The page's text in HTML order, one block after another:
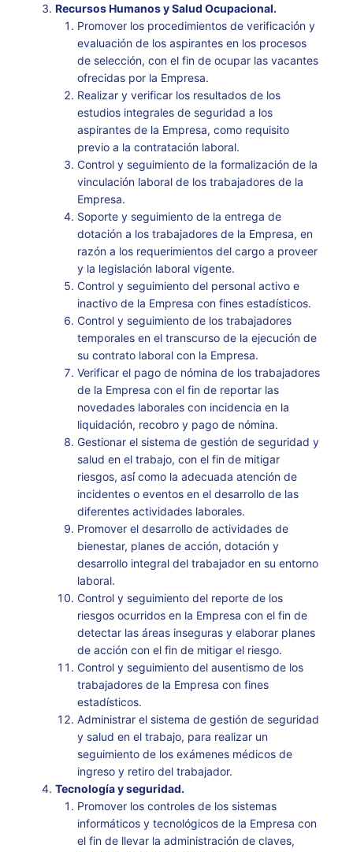
Recursos Humanos y Salud Ocupacional.
Promover los procedimientos de verificación y
evaluación de los aspirantes en los procesos
de selección, con el fin de ocupar las vacantes
ofrecidas por la Empresa.
Realizar y verificar los resultados de los
estudios integrales de seguridad a los
aspirantes de la Empresa, como requisito
previo a la contratación laboral.
Control y seguimiento de la formalización de la
vinculación laboral de los trabajadores de la
Empresa.
Soporte y seguimiento de la entrega de
dotación a los trabajadores de la Empresa, en
razón a los requerimientos del cargo a proveer
y la legislación laboral vigente.
Control y seguimiento del personal activo e
inactivo de la Empresa con fines estadísticos.
Control y seguimiento de los trabajadores
temporales en el transcurso de la ejecución de
su contrato laboral con la Empresa.
Verificar el pago de nómina de los trabajadores
de la Empresa con el fin de reportar las
novedades laborales con incidencia en la
liquidación, recobro y pago de nómina.
Gestionar el sistema de gestión de seguridad y
salud en el trabajo, con el fin de mitigar
riesgos, así́ como la adecuada atención de
incidentes o eventos en el desarrollo de las
diferentes actividades laborales.
Promover el desarrollo de actividades de
bienestar, planes de acción, dotación y
desarrollo integral del trabajador en su entorno
laboral.
Control y seguimiento del reporte de los
riesgos ocurridos en la Empresa con el fin de
detectar las áreas inseguras y elaborar planes
de acción con el fin de mitigar el riesgo.
Control y seguimiento del ausentismo de los
trabajadores de la Empresa con fines
estadísticos.
Administrar el sistema de gestión de seguridad
y salud en el trabajo, para realizar un
seguimiento de los exámenes médicos de
ingreso y retiro del trabajador.
Tecnología y seguridad.
Promover los controles de los sistemas
informáticos y tecnológicos de la Empresa con
el fin de llevar la administración de claves,